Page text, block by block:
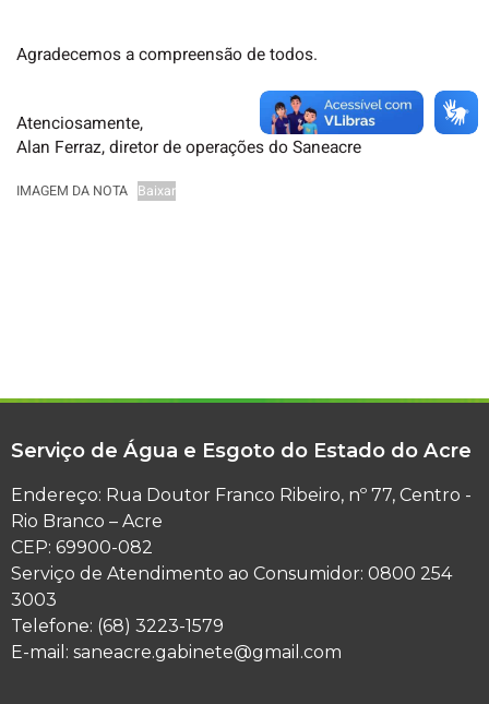
Agradecemos a compreensão de todos.
Atenciosamente,
Alan Ferraz, diretor de operações do Saneacre
IMAGEM DA NOTA Baixar
Serviço de Água e Esgoto do Estado do Acre
Endereço: Rua Doutor Franco Ribeiro, nº 77, Centro -
Rio Branco – Acre
CEP: 69900-082
Serviço de Atendimento ao Consumidor: 0800 254
3003
Telefone: (68) 3223-1579
E-mail: saneacre.gabinete@gmail.com